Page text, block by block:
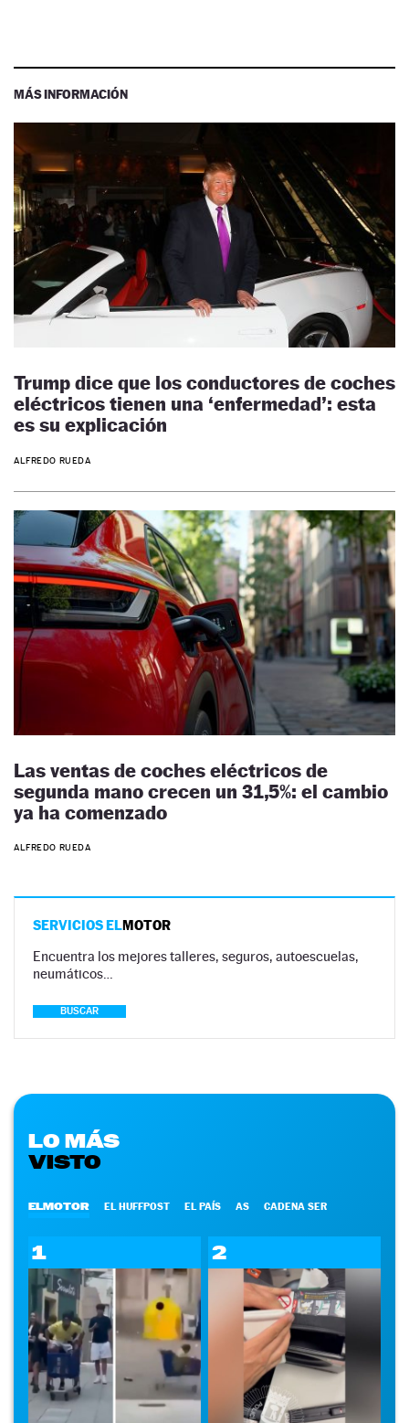
MÁS INFORMACIÓN
Trump dice que los conductores de coches
eléctricos tienen una ‘enfermedad’: esta
es su explicación
ALFREDO RUEDA
Las ventas de coches eléctricos de
segunda mano crecen un 31,5%: el cambio
ya ha comenzado
ALFREDO RUEDA
SERVICIOS ELMOTOR
Encuentra los mejores talleres, seguros, autoescuelas,
neumáticos…
BUSCAR
LO MÁS
VISTO
ELMOTOR EL HUFFPOST EL PAÍS AS CADENA SER
1 2